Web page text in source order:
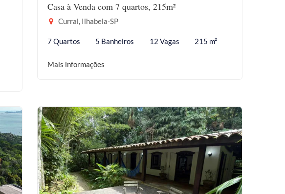
Casa à Venda com 7 quartos, 215m²
Curral, Ilhabela-SP
7 Quartos 5 Banheiros 12 Vagas 215 m²
Mais informações